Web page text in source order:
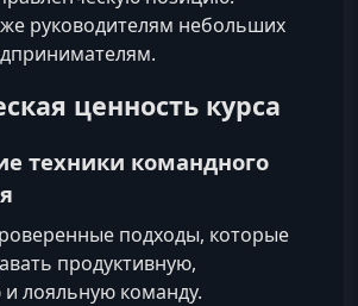
руководителям небольших
ценность курса
техники командного
подходы, которые
продуктивную,
лояльную команду.